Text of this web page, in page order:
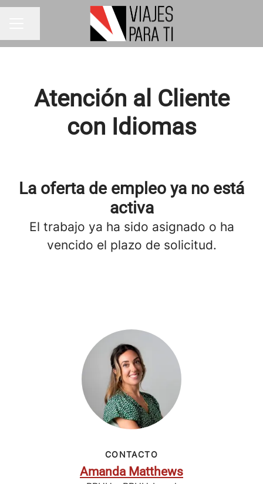
Compartir página
Atención al Cliente
con Idiomas
La oferta de empleo ya no está
activa
El trabajo ya ha sido asignado o ha
vencido el plazo de solicitud.
CONTACTO
Amanda Matthews